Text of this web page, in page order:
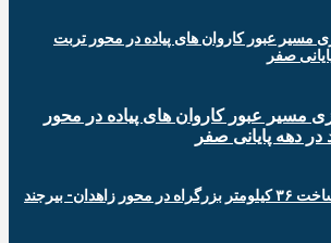
مسیر عبور کاروان های پیاده در محور
دهه پایانی صفر